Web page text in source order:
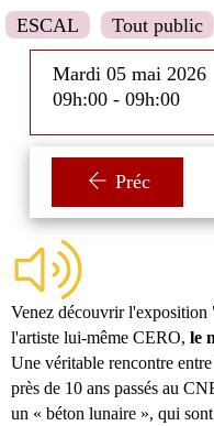
ESCAL Tout public
Mardi 05 mai 2026
09h:00 - 09h:00
Préc
Venez découvrir
l'artiste lui-même CERO, le
Une véritable rencontre
près de 10 ans passés au
un « béton lunaire », qui